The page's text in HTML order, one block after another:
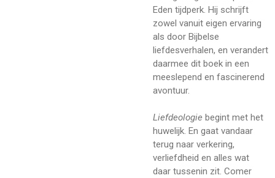
Eden tijdperk. Hij schrijft
zowel vanuit eigen ervaring
als door Bijbelse
liefdesverhalen, en verandert
daarmee dit boek in een
meeslepend en fascinerend
avontuur.
Liefdeologie begint met het
huwelijk. En gaat vandaar
terug naar verkering,
verliefdheid en alles wat
daar tussenin zit. Comer